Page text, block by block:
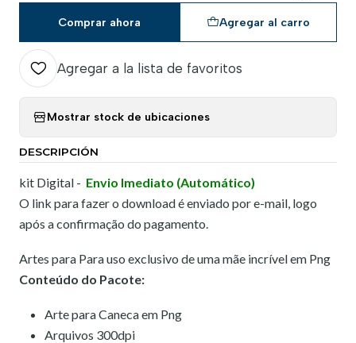
Agregar al carro
Comprar ahora
Agregar a la lista de favoritos
Mostrar stock de ubicaciones
DESCRIPCIÓN
kit Digital - Envio Imediato (Automático)
O link para fazer o download é enviado por e-mail, logo
após a confirmação do pagamento.
Artes para Para uso exclusivo de uma mãe incrível em Png
Conteúdo do Pacote:
Arte para Caneca em Png
Arquivos 300dpi